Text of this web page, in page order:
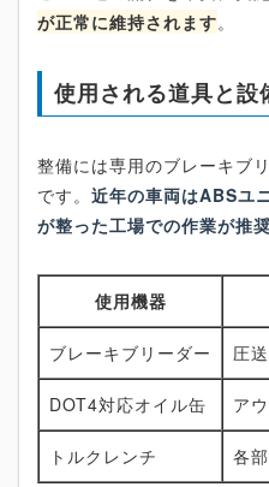
が正常に維持されます。
使用される道具と設
整備には専用のブレーキブ
です。 近年の車両はABSユ
が整った工場での作業が推
使用機器
ブレーキブリーダー 圧
DOT4対応オイル缶 ア
トルクレンチ 各